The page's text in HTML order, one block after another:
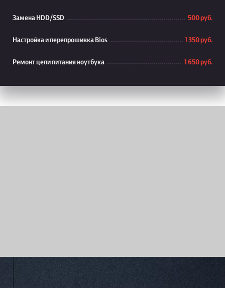
Замена HDD/SSD 500 руб.
Настройка и перепрошивка Bios 1 350 руб.
Ремонт цепи питания ноутбука 1 650 руб.